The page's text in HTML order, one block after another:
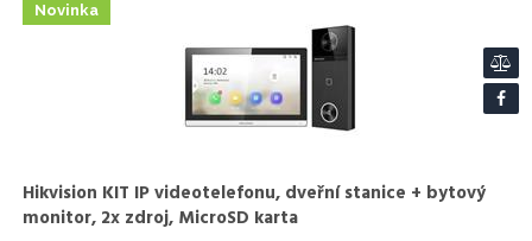
Hikvision KIT IP videotelefonu, dveřní stanice + bytový
monitor, 2x zdroj, MicroSD karta
Novinka